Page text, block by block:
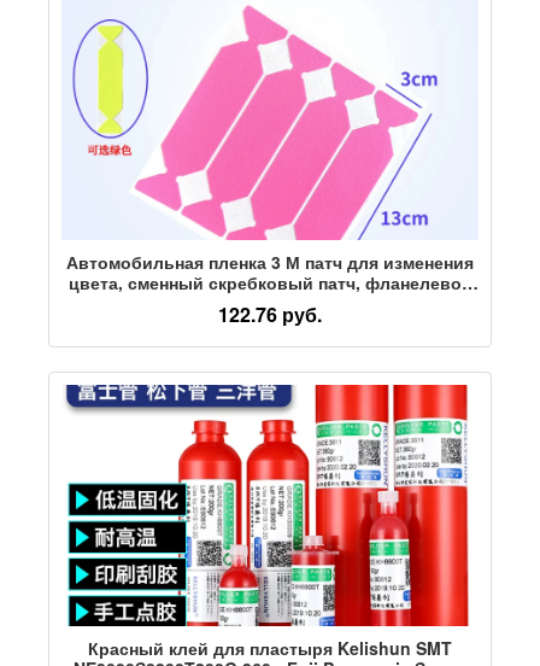
Автомобильная пленка 3 М патч для изменения
цвета, сменный скребковый патч, фланелевое
пианино, ярко-черная специальная бесшовная
розовая шерстяная наклейка
122.76 руб.
Красный клей для пластыря Kelishun SMT